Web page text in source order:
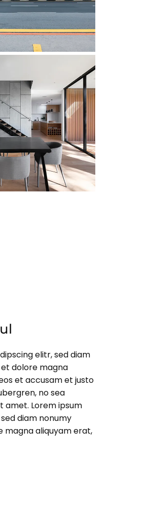
elitr, sed diam
dolore magna
et accusam et justo
no sea
amet. Lorem ipsum
diam nonumy
magna aliquyam erat,